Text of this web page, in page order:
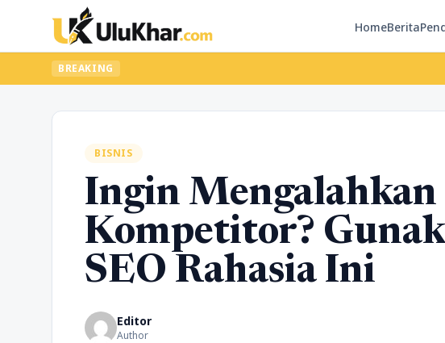
HomeBerita
BREAKING
BISNIS
Ingin Mengalahkan
Kompetitor?
SEO Rahasia Ini
Editor
Author